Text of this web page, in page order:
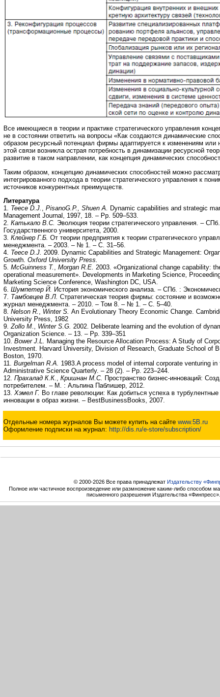
Все имеющиеся в теории и практике стратегического управления
не в состоянии ответить на вопросы «Как создаются динамические
образом ресурсный потенциал фирмы адаптируется к изменениям или
этой связи возникла острая потребность в динамизации ресурсной
развитие в таком направлении, как концепция динамических
Таким образом, концепцию динамических способностей можно
интегрированного подхода в теории стратегического управления к
источников конкурентных преимуществ.
Литература
1. Teece D.J. PisanoG.P., Shuen A.
Dynamic capabilities and strategic
Management Journal, 1997, 18. – Pp. 509–533.
2. Катькало В.С. Эволюция теории стратегического управления. –
Государственного университета, 2000.
3. Клейнер Г.Б. От теории предприятия к теории стратегического
менеджмента. – 2003. – № 1. – С. 31–56.
4. Teece D.J. 2009. Dynamic Capabilities and Strategic Management:
Growth. Oxford University Press.
5. McGuinness T. Morgan R.E. 2003. «Organizational change capability:
operational measurement». Developments in Marketing Science,
Marketing Science Conference, Washington DC, USA.
6. Шумпетер Й. История экономического анализа. – СПб. :
7. Тамбовцев В.Л. Стратегическая теория фирмы: состояние и
журнал менеджмента. – 2010. – Том 8. – № 1. – С. 5–40.
8. Nelson R. Winter S. An Evolutionary Theory Economic Change.
University Press, 1982
9. Zollo M Winter S.G. 2002. Deliberate learning and the evolution of
Organization Science. – 13. – Pp. 339–351
10. Bower J.L.
Managing the Resource Allocation Process: A Study of
Investment. Harvard University, Division of Research, Graduate School of
Boston, 1970.
11. Burgelman R.A. 1983.A process model of internal corporate venturing
Administrative Science Quarterly. – 28 (2). – Pp. 223–244.
12. Прахалад К.К. Кришнан М.С. Пространство бизнес-инноваций:
потребителем. – М. : Альпина Паблишер, 2012.
13. Хэмел Г. Во главе революции: Как добиться успеха в
инновации в образ жизни. – BestBusinessBooks, 2007.
Отдельные номера журналов Вы можете купить на сайте www.5B.ru
Оформление подписки на журнал: http://dis.ru/e-store/subscription/
© 2000-2026 Все права принадлежат Издательству
Полное или частичное воспроизведение или размножение каким-либо способом
письменного разрешения Издательства «Финпресс».